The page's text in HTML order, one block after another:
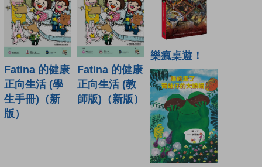
Fatina 的健康
正向生活 (學
生手冊)（新
版）
Fatina 的健康
正向生活 (教
師版)（新版）
樂瘋桌遊！